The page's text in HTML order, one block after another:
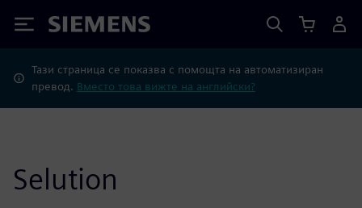
Siemens
Тази страница се показва с помощта на автоматизиран
превод. Вместо това вижте на английски?
Selution